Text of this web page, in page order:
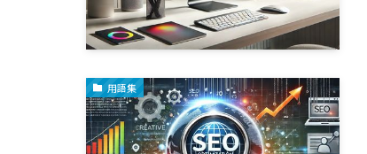
用語集